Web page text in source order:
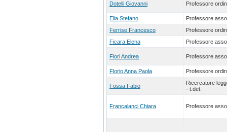
Dotelli Giovanni Professore
Elia Stefano
Professore
Ferrise Francesco
Professore
Ficara Elena
Professore
Flori Andrea Professore
Florio Anna Paola Professore
Fossa Fabio
Ricercatore
- t.det.
Francalanci Chiara Professore